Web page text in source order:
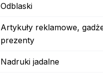
Odblaski
Artykuły reklamowe,
prezenty
Nadruki jadalne